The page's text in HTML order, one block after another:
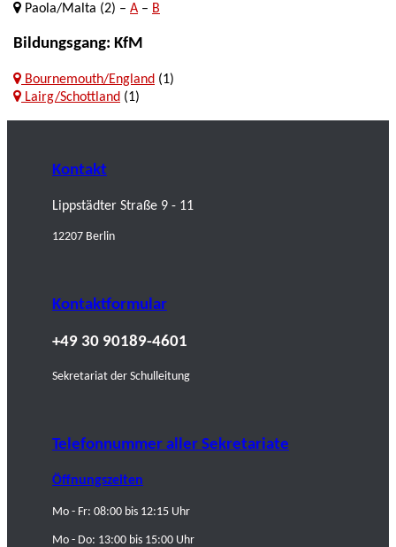
Paola/Malta (2) – A – B
Bildungsgang: KfM
Bournemouth/England (1)
Lairg/Schottland (1)
Kontakt
Lippstädter Straße 9 - 11
12207 Berlin
Kontaktformular
+49 30 90189-4601
Sekretariat der Schulleitung
Telefonnummer aller Sekretariate
Öffnungszeiten
Mo - Fr: 08:00 bis 12:15 Uhr
Mo - Do: 13:00 bis 15:00 Uhr